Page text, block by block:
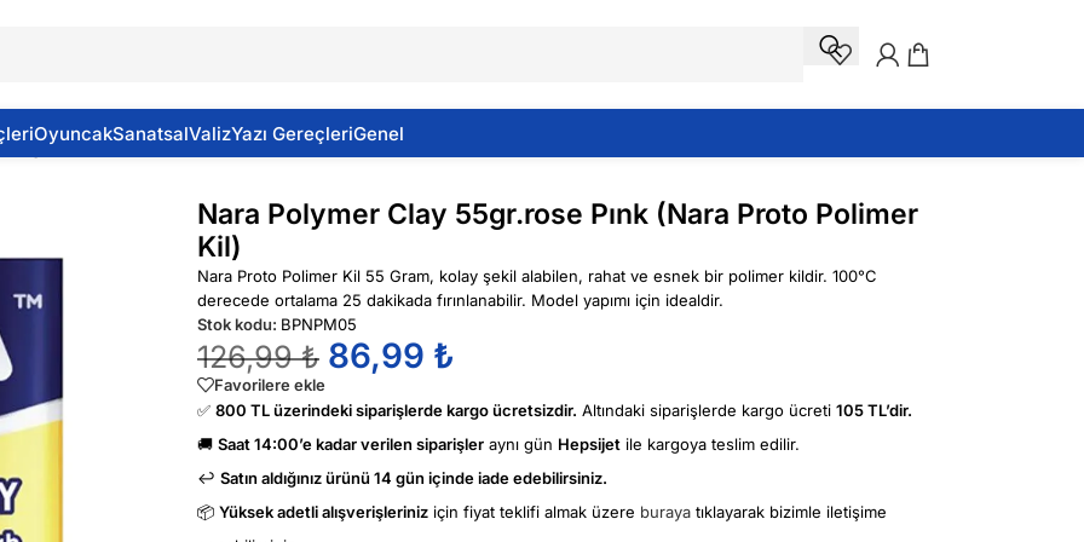
OyuncakSanatsalValizYazı GereçleriGenel
Pınk (Nara Proto Polimer Kil)
Nara Polymer Clay 55gr.rose Pınk (Nara Proto Polimer
Kil)
Nara Proto Polimer Kil 55 Gram, kolay şekil alabilen, rahat ve esnek bir polimer kildir. 100°C
derecede ortalama 25 dakikada fırınlanabilir. Model yapımı için idealdir.
Stok kodu: BPNPM05
126,99₺ 86,99 ₺
Favorilere ekle
✅ 800 TL üzerindeki siparişlerde kargo ücretsizdir. Altındaki siparişlerde kargo ücreti 105 TL’dir.
🚚 Saat 14:00’e kadar verilen siparişler aynı gün Hepsijet ile kargoya teslim edilir.
↩️ Satın aldığınız ürünü 14 gün içinde iade edebilirsiniz.
📦 Yüksek adetli alışverişleriniz için fiyat teklifi almak üzere buraya tıklayarak bizimle iletişime